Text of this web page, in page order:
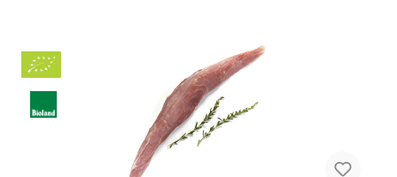
Bio
BLa